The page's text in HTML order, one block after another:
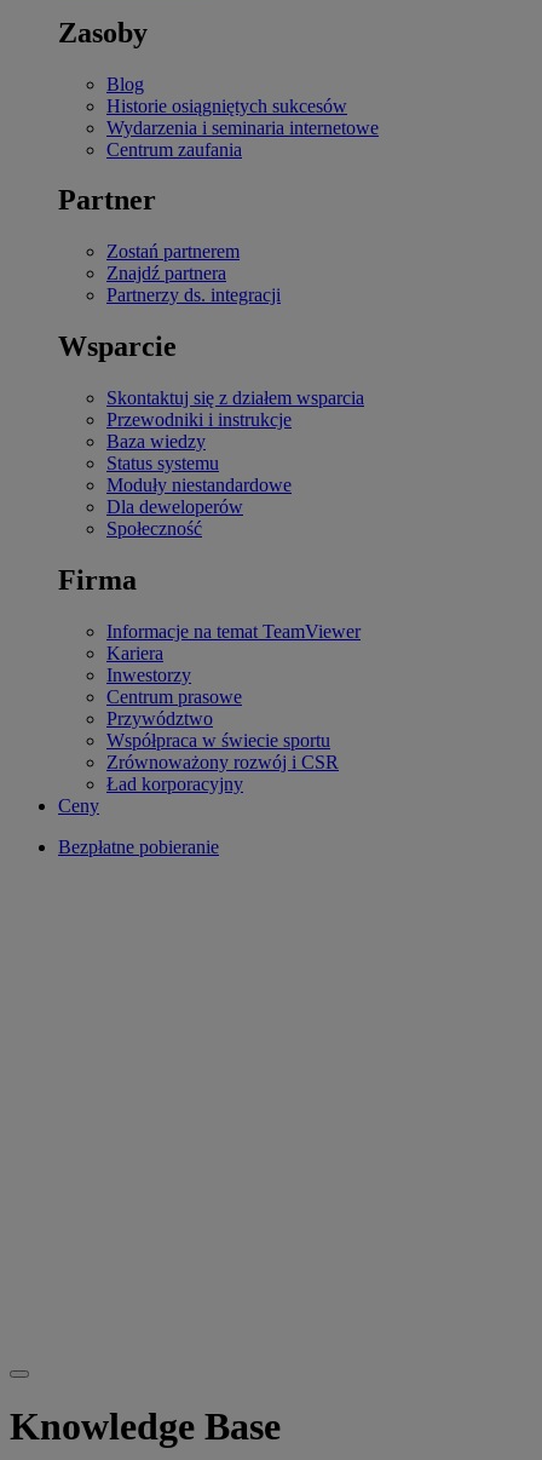
Zasoby
Blog
Historie osiągniętych sukcesów
Wydarzenia i seminaria internetowe
Centrum zaufania
Partner
Zostań partnerem
Znajdź partnera
Partnerzy ds. integracji
Wsparcie
Skontaktuj się z działem wsparcia
Przewodniki i instrukcje
Baza wiedzy
Status systemu
Moduły niestandardowe
Dla deweloperów
Społeczność
Firma
Informacje na temat TeamViewer
Kariera
Inwestorzy
Centrum prasowe
Przywództwo
Współpraca w świecie sportu
Zrównoważony rozwój i CSR
Ład korporacyjny
Ceny
Bezpłatne pobieranie
Knowledge Base